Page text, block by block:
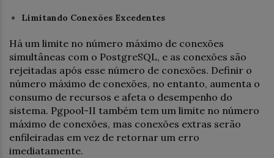
Limitando Conexões Excedentes
Há um limite no número máximo de conexões
simultâneas com o PostgreSQL, e as conexões são
rejeitadas após esse número de conexões. Definir o
número máximo de conexões, no entanto, aumenta o
consumo de recursos e afeta o desempenho do
sistema. Pgpool-II também tem um limite no número
máximo de conexões, mas conexões extras serão
enfileiradas em vez de retornar um erro
imediatamente.